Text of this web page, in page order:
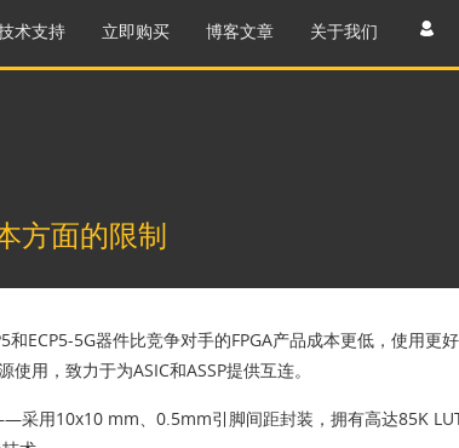
术支持 立即购买 博客文章 关于我们
方面的限制
ECP5-5G器件比竞争对手的FPGA产品成本更低，使用更
用，致力于为ASIC和ASSP提供互连。
采用10x10 mm、0.5mm引脚间距封装，拥有高达85K